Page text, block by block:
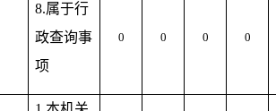
8.属于行
政查询事
项
0 0 0 0